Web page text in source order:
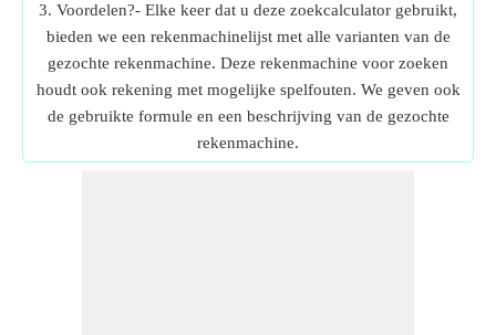
3. Voordelen?- Elke keer dat u deze zoekcalculator gebruikt,
bieden we een rekenmachinelijst met alle varianten van de
gezochte rekenmachine. Deze rekenmachine voor zoeken
houdt ook rekening met mogelijke spelfouten. We geven ook
de gebruikte formule en een beschrijving van de gezochte
rekenmachine.